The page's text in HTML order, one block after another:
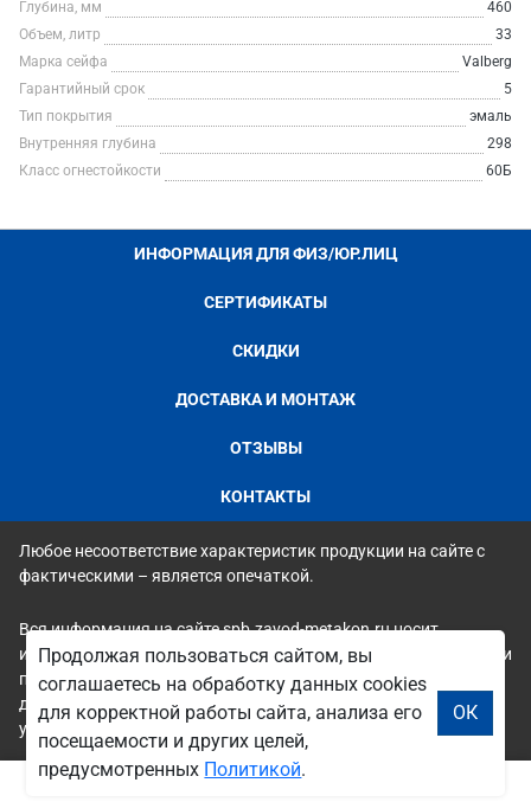
Глубина, мм
460
Объем, литр
33
Марка сейфа
Valberg
Гарантийный срок
5
Тип покрытия
эмаль
Внутренняя глубина
298
Класс огнестойкости
60Б
ИНФОРМАЦИЯ ДЛЯ ФИЗ/ЮР.ЛИЦ
СЕРТИФИКАТЫ
СКИДКИ
ДОСТАВКА И МОНТАЖ
ОТЗЫВЫ
КОНТАКТЫ
Любое несоответствие характеристик продукции на сайте с
фактическими – является опечаткой.
Вся информация на сайте spb.zavod-metakon.ru носит
исключительно ознакомительный и справочный характер и ни
при каких условиях не является публичной офертой. Всю
дополнительную информацию можно узнать по телефонам
указанным на сайте.
Продолжая пользоваться сайтом, вы
соглашаетесь на обработку данных cookies
для корректной работы сайта, анализа его
посещаемости и других целей,
предусмотренных Политикой.
ОК